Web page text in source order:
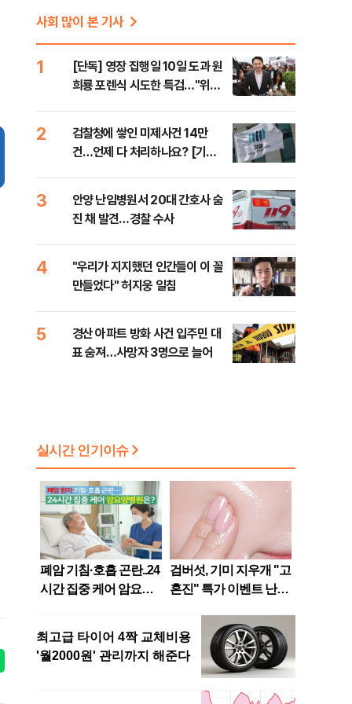
사회 많이 본 기사
1
[단독] 영장 집행일 10일 도과 원
희룡 포렌식 시도한 특검…"위법
2
검찰청에 쌓인 미제사건 14만
건…언제 다 처리하나요? [기자
3
안양 난임병원서 20대 간호사 숨
진 채 발견…경찰 수사
4
"우리가 지지했던 인간들이 이 꼴
만들었다" 허지웅 일침
5
경산 아파트 방화 사건 입주민 대
표 숨져…사망자 3명으로 늘어